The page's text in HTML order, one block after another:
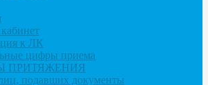
к ЛК
цифры приема
ПРИТЯЖЕНИЯ
подавших документы